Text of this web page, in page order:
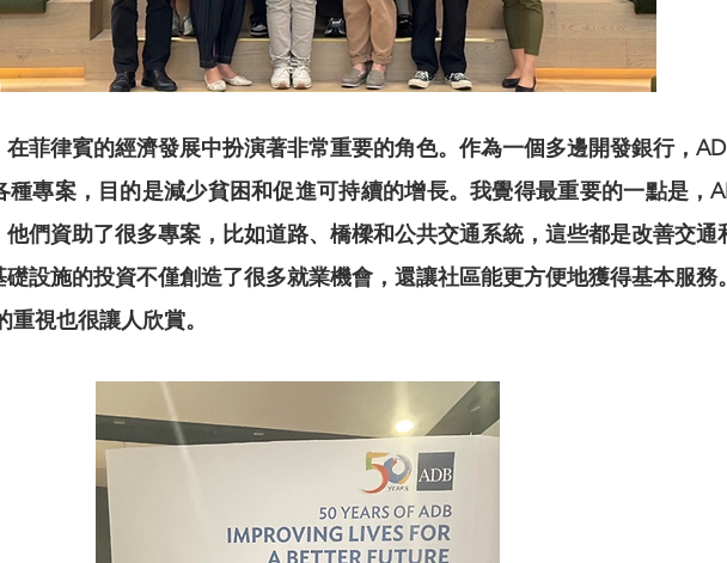
菲律賓的經濟發展中扮演著非常重要的角⾊。作為⼀個多邊開發銀⾏，
種專案，目的是減少貧困和促進可持續的增長。我覺得最重要的⼀點是，
們資助了很多專案，比如道路、橋樑和公共交通系統，這些都是改善交通
設施的投資不僅創造了很多就業機會，還讓社區能更⽅便地獲得基本服務
視也很讓⼈欣賞。